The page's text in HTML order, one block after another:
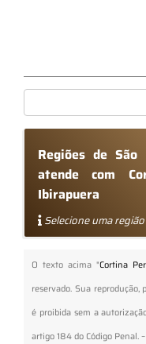
Regiões de
atende com
Ibirapuera
Selecione uma
O texto acima "Cortina
reservado. Sua
é proibida sem a
artigo 184 do Código Penal. –